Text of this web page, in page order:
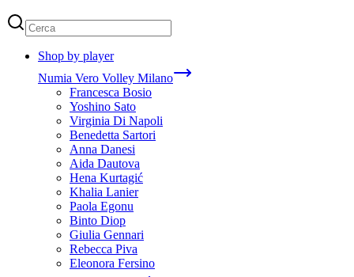
Shop by player
Numia Vero Volley Milano
Francesca Bosio
Yoshino Sato
Virginia Di Napoli
Benedetta Sartori
Anna Danesi
Aida Dautova
Hena Kurtagić
Khalia Lanier
Paola Egonu
Binto Diop
Giulia Gennari
Rebecca Piva
Eleonora Fersino